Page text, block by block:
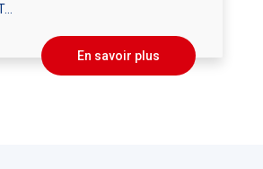
En savoir plus